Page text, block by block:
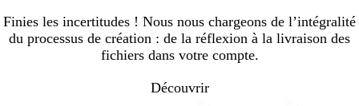
Finies les incertitudes ! Nous nous chargeons de l’intégralité
du processus de création : de la réflexion à la livraison des
fichiers dans votre compte.
Découvrir